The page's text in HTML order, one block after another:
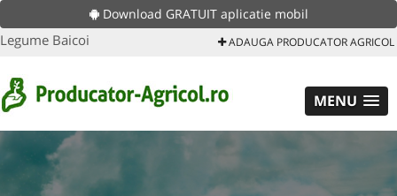
Download GRATUIT aplicatie mobil
Legume Baicoi ADAUGA PRODUCATOR AGRICOL
MENU